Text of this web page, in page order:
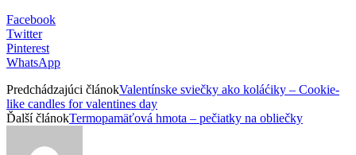
Facebook
Twitter
Pinterest
WhatsApp
Predchádzajúci článokValentínske sviečky ako koláćiky – Cookie-
like candles for valentines day
Ďalší článokTermopamäťová hmota – pečiatky na obliečky